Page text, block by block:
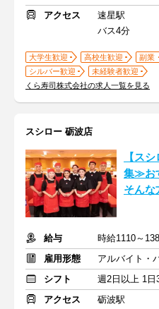
アクセス
速星駅
バス4分
大学生歓迎 高校生歓迎
副業
シルバー歓迎
未経験者歓迎
くら寿司株式会社の求人一覧を見る
スシロー 砺波店
【ス
集≫お
そん
給与
時給1110～
雇用形態
アルバイト・
シフト
週2日以上 1日
アクセス
砺波駅